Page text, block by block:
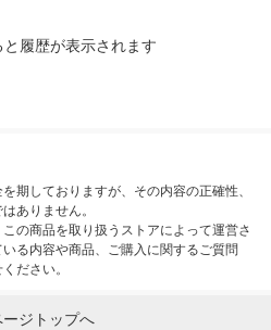
履歴が表示されます
期しておりますが、その内容の正確性、
ありません。
の商品を取り扱うストアによって運営さ
る内容や商品、ご購入に関するご質問
ださい。
ージトップへ